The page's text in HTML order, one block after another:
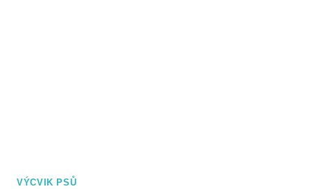
VÝCVIK PSŮ